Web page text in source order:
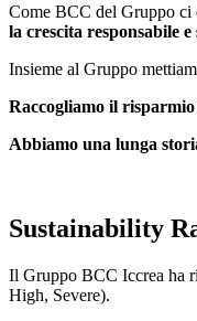
Come BCC del Gruppo ci
la crescita responsabile
Insieme al Gruppo
Raccogliamo il
Abbiamo una lunga
Sustainability
Il Gruppo BCC Iccrea ha
High, Severe).